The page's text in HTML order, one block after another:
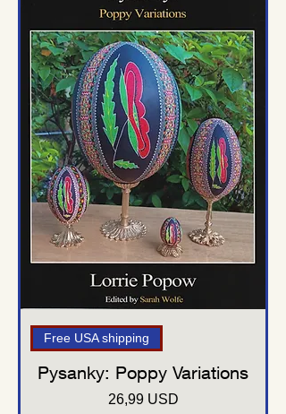
Free USA shipping
Pysanky: Poppy Variations
Cena
26,99 USD